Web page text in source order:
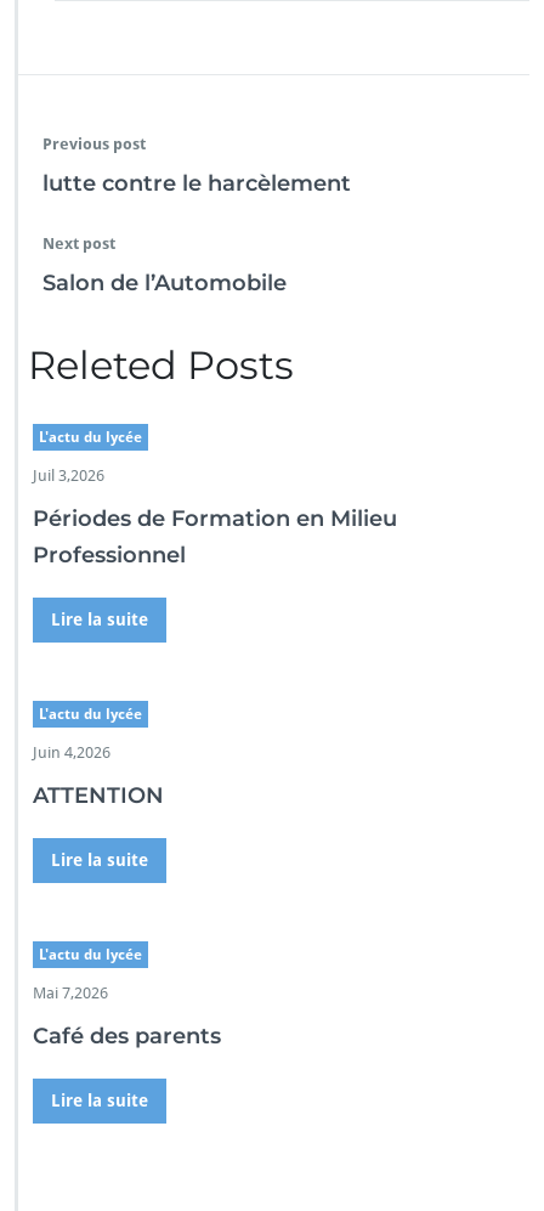
Previous post
lutte contre le harcèlement
Next post
Salon de l’Automobile
Releted Posts
L'actu du lycée
Juil 3,2026
Périodes de Formation en Milieu
Professionnel
Lire la suite
L'actu du lycée
Juin 4,2026
ATTENTION
Lire la suite
L'actu du lycée
Mai 7,2026
Café des parents
Lire la suite